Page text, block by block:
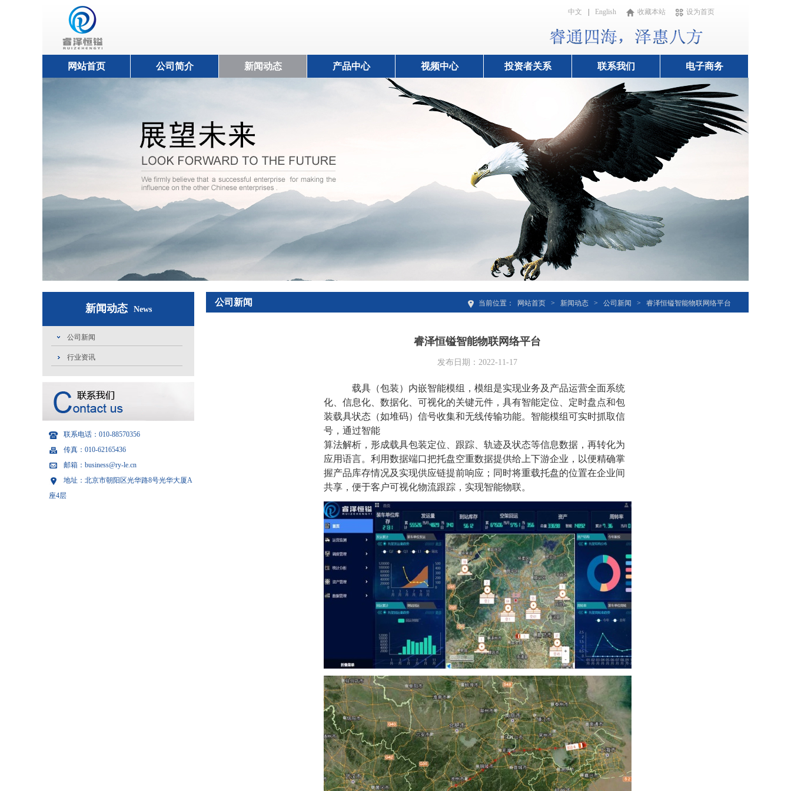
中文 English 收藏本站 设为首页
网站首页 公司简介 新闻动态 产品中心 视频中心 投资者关系 联系我们 电子商务
新闻动态 News
公司新闻
行业资讯
联系电话：010-88570356
传真：010-62165436
邮箱：business@ry-le.cn
地址：北京市朝阳区光华路8号光华大厦A
座4层
公司新闻 当前位置： 网站首页 > 新闻动态 > 公司新闻 > 睿泽恒镒智能物联网络平台
睿泽恒镒智能物联网络平台
发布日期：2022-11-17
载具（包装）内嵌智能模组，模组是实现业务及产品运营全面系统
化、信息化、数据化、可视化的关键元件，具有智能定位、定时盘点和包
装载具状态 （如堆码）信号收集和无线传输功能。智能模组可实时抓取信
号，通过智能
算法解析，形成载具包装定位、跟踪、轨迹及状态等信息数据，再转化为
应用语言。利用数据端口把托盘空重数据提供给上下游企业，以便精确掌
握产品库存情况及实现供应链提前响应；同时将重载托盘的位置在企业间
共享， 便于客户可视化物流跟踪，实现智能物联。